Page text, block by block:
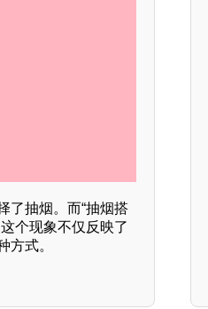
了抽烟。而“抽烟搭
个现象不仅反映了
方式。